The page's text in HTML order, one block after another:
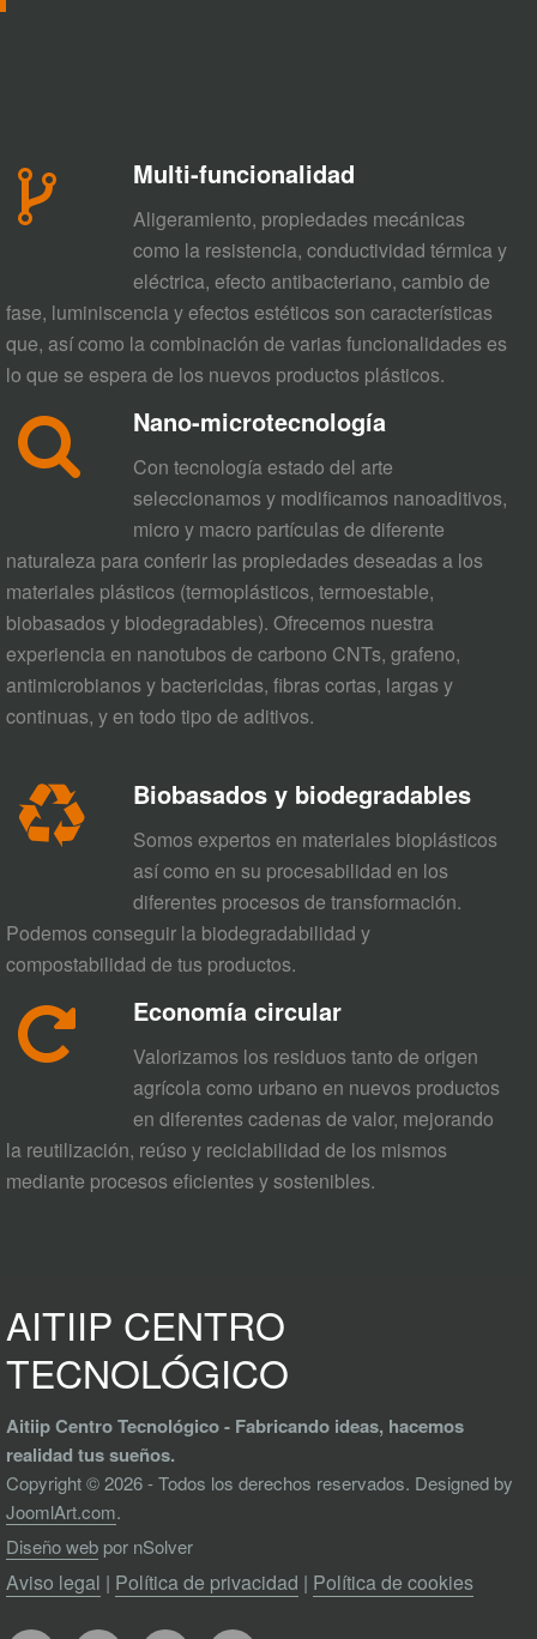
Multi-funcionalidad
Aligeramiento, propiedades mecánicas
como la resistencia, conductividad térmica y
eléctrica, efecto antibacteriano, cambio de
fase, luminiscencia y efectos estéticos son características
que, así como la combinación de varias funcionalidades es
lo que se espera de los nuevos productos plásticos.
Nano-microtecnología
Con tecnología estado del arte
seleccionamos y modificamos nanoaditivos,
micro y macro partículas de diferente
naturaleza para conferir las propiedades deseadas a los
materiales plásticos (termoplásticos, termoestable,
biobasados y biodegradables). Ofrecemos nuestra
experiencia en nanotubos de carbono CNTs, grafeno,
antimicrobianos y bactericidas, fibras cortas, largas y
continuas, y en todo tipo de aditivos.
Biobasados y biodegradables
Somos expertos en materiales bioplásticos
así como en su procesabilidad en los
diferentes procesos de transformación.
Podemos conseguir la biodegradabilidad y
compostabilidad de tus productos.
Economía circular
Valorizamos los residuos tanto de origen
agrícola como urbano en nuevos productos
en diferentes cadenas de valor, mejorando
la reutilización, reúso y reciclabilidad de los mismos
mediante procesos eficientes y sostenibles.
AITIIP CENTRO
TECNOLÓGICO
Aitiip Centro Tecnológico - Fabricando ideas, hacemos
realidad tus sueños.
Copyright © 2026 - Todos los derechos reservados. Designed by
JoomlArt.com.
Diseño web por nSolver
Aviso legal | Política de privacidad | Política de cookies